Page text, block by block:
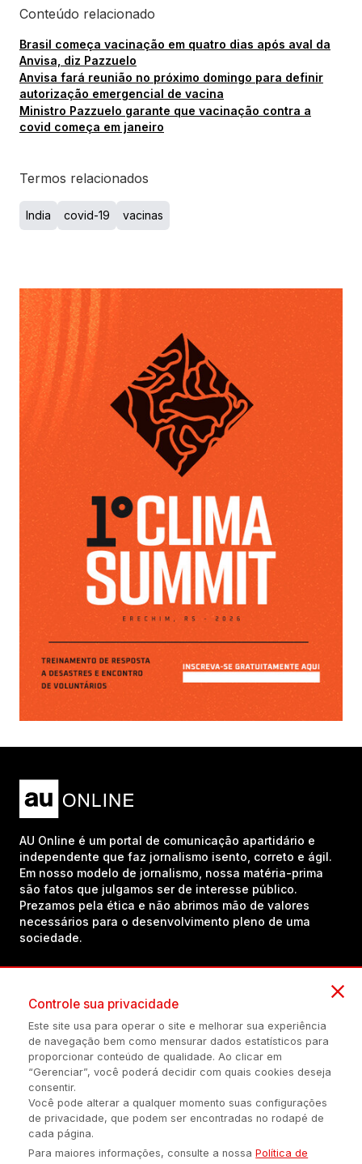
Conteúdo relacionado
Brasil começa vacinação em quatro dias após aval da
Anvisa, diz Pazzuelo
Anvisa fará reunião no próximo domingo para definir
autorização emergencial de vacina
Ministro Pazzuelo garante que vacinação contra a
covid começa em janeiro
Termos relacionados
India covid-19 vacinas
AU Online é um portal de comunicação apartidário e
independente que faz jornalismo isento, correto e ágil.
Em nosso modelo de jornalismo, nossa matéria-prima
são fatos que julgamos ser de interesse público.
Prezamos pela ética e não abrimos mão de valores
necessários para o desenvolvimento pleno de uma
sociedade.
(54) 98434-8385
Política de privacidade Configuração de Cookies Quem Somos
É proibida a reprodução do conteúdo desta página em qualquer
Controle sua privacidade
Este site usa para operar o site e melhorar sua experiência
de navegação bem como mensurar dados estatísticos para
proporcionar conteúdo de qualidade. Ao clicar em
“Gerenciar”, você poderá decidir com quais cookies deseja
consentir.
Você pode alterar a qualquer momento suas configurações
de privacidade, que podem ser encontradas no rodapé de
cada página.
Para maiores informações, consulte a nossaPolítica de